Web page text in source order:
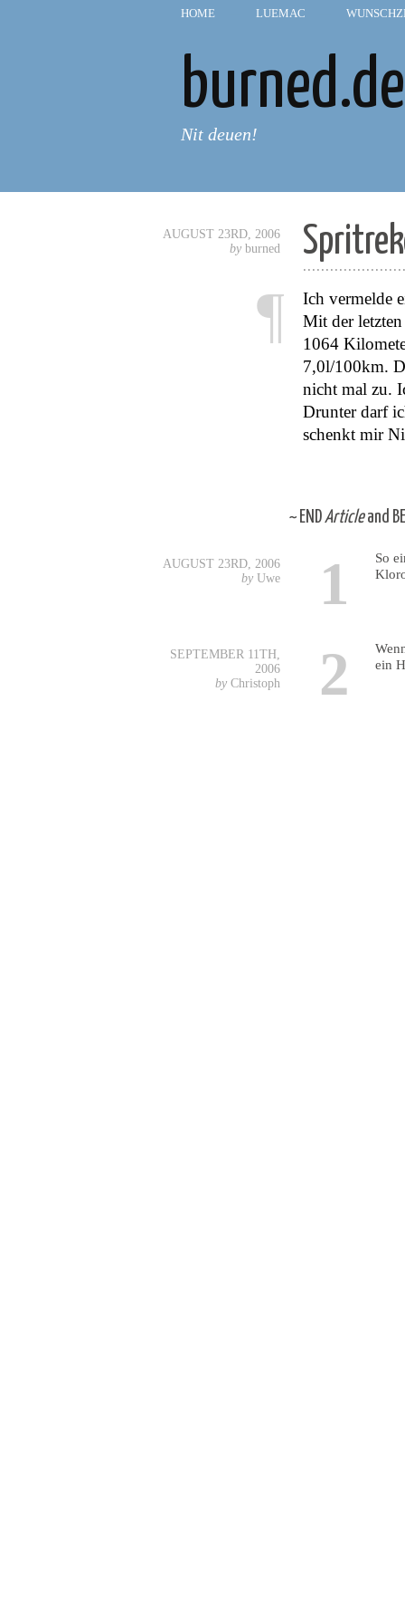
HOME LUEMAC
burned.de
Nit deuen!
AUGUST 23RD, 2006
by burned
¶
Ich vermelde
Mit der
1064
7,0l/100km.
nicht mal zu.
Drunter darf
schenkt mir
~ ENDArticleand
AUGUST 23RD, 2006
by Uwe 1
So
SEPTEMBER 11TH,
2006
by Christoph 2
ein